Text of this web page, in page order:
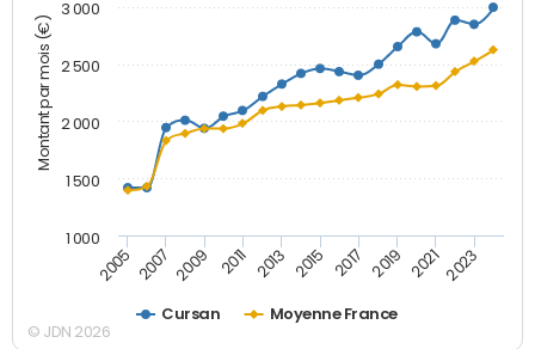
Montant par mois (€)
Cursan Moyenne France
2005 2007 2009 2011 2013 2015 2017 2019 2021 2023
1 000
1 500
2 000
2 500
3 000
© JDN 2026